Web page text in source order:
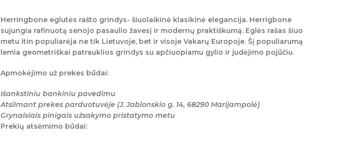
Herringbone eglutės rašto grindys- šiuolaikinė klasikinė elegancija. Herrigbone
sujungia rafinuotą senojo pasaulio žavesį ir modernų praktiškumą. Eglės rašas šiuo
metu itin populiarėja ne tik Lietuvoje, bet ir visoje Vakarų Europoje. Šį populiarumą
lemia geometriškai patrauklios grindys su apčiuopiamu gylio ir judėjimo pojūčiu.
Apmokėjimo už prekes būdai:
Išankstiniu bankiniu pavedimu
Atsiimant prekes parduotuvėje (J. Jablonskio g. 14, 68290 Marijampolė)
Grynaisiais pinigais užsakymo pristatymo metu
Prekių atsėmimo būdai: